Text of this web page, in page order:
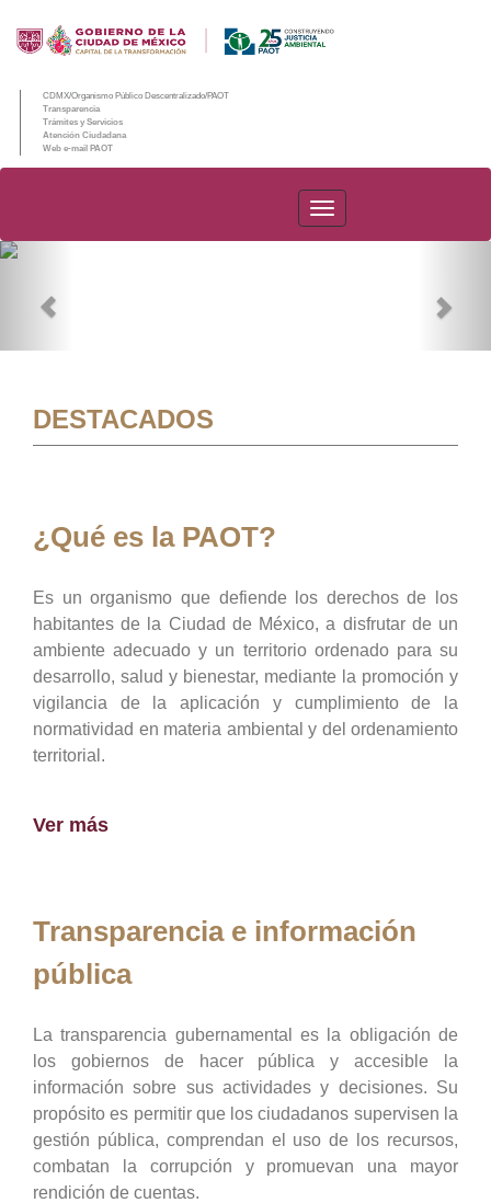
CDMX/Organismo Público Descentralizado/PAOT
Transparencia
Trámites y Servicios
Atención Ciudadana
Web e-mail PAOT
PAOT
DESTACADOS
¿Qué es la PAOT?
Es un organismo que defiende los derechos de los
habitantes de la Ciudad de México, a disfrutar de un
ambiente adecuado y un territorio ordenado para su
desarrollo, salud y bienestar, mediante la promoción y
vigilancia de la aplicación y cumplimiento de la
normatividad en materia ambiental y del ordenamiento
territorial.
Ver más
Transparencia e información
pública
La transparencia gubernamental es la obligación de
los gobiernos de hacer pública y accesible la
información sobre sus actividades y decisiones. Su
propósito es permitir que los ciudadanos supervisen la
gestión pública, comprendan el uso de los recursos,
combatan la corrupción y promuevan una mayor
rendición de cuentas.